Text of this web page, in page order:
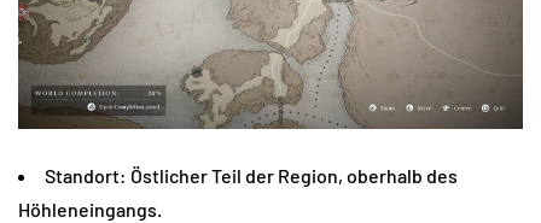
Standort: Östlicher Teil der Region, oberhalb des
Höhleneingangs.